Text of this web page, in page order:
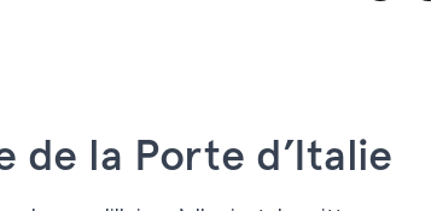
de la Porte d’Italie